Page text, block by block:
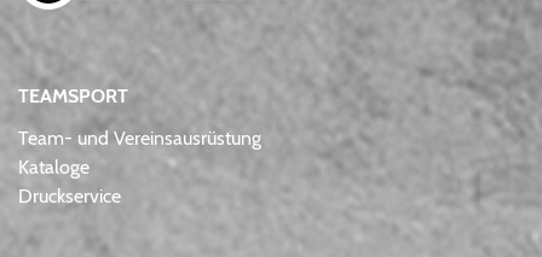
TEAMSPORT
Team- und Vereinsausrüstung
Kataloge
Druckservice